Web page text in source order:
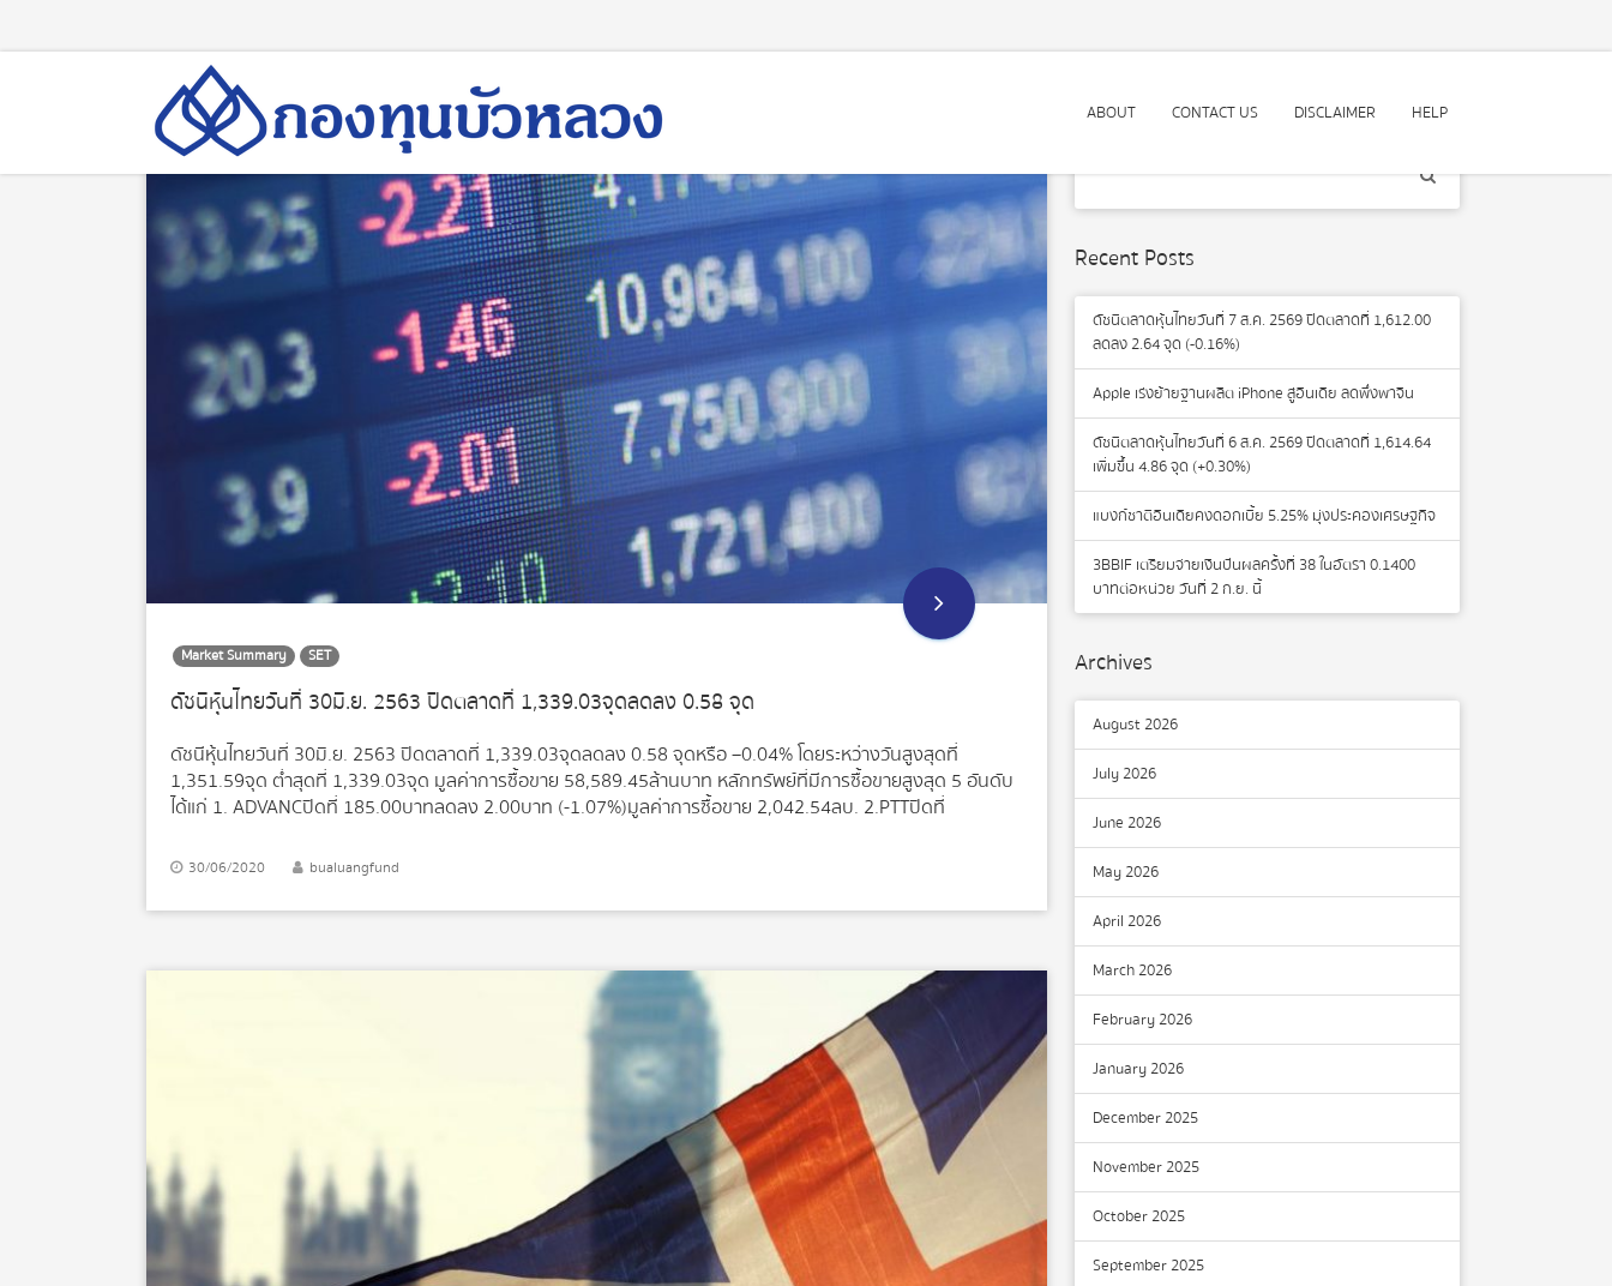
ABOUT CONTACT US DISCLAIMER HELP
Market Summary SET
ดัชนีหุ้นไทยวันที่ 30 มิ.ย. 2563 ปิดตลาดที่ 1,339.03 จุด ลดลง 0.58 จุด
ดัชนีหุ้นไทยวันที่ 30 มิ.ย. 2563 ปิดตลาดที่ 1,339.03 จุด ลดลง 0.58 จุด หรือ –0.04% โดยระหว่างวันสูงสุดที่
1,351.59 จุด ต่ำสุดที่ 1,339.03 จุด มูลค่าการซื้อขาย 58,589.45 ล้านบาท หลักทรัพย์ที่มีการซื้อขายสูงสุด 5 อันดับ
ได้แก่ 1. ADVANC ปิดที่ 185.00 บาท ลดลง 2.00 บาท (-1.07%) มูลค่าการซื้อขาย 2,042.54 ลบ. 2.PTT ปิดที่
(+0.54%) มูลค่าการซื้อขาย 1,851.57 ลบ. 4.CBG ปิดที่ 104.00 บาท เพิ่มขึ้น 4.50 บาท (+4.52%) มูลค่าการซื้อขาย
1,627.68 ลบ. 5.KCE ปิดที่ 22.80 บาท เพิ่มขึ้น 1.30 บาท (+6.05%) มูลค่าการซื้อขาย 1,622.86 ลบ.
30/06/2020 bualuangfund
Recent Posts
ดัชนีตลาดหุ้นไทยวันที่ 7 ส.ค. 2569 ปิดตลาดที่ 1,612.00
ลดลง 2.64 จุด (-0.16%)
Apple เร่งย้ายฐานผลิต iPhone สู่อินเดีย ลดพึ่งพาจีน
ดัชนีตลาดหุ้นไทยวันที่ 6 ส.ค. 2569 ปิดตลาดที่ 1,614.64
เพิ่มขึ้น 4.86 จุด (+0.30%)
แบงก์ชาติอินเดียคงดอกเบี้ย 5.25% มุ่งประคองเศรษฐกิจ
3BBIF เตรียมจ่ายเงินปันผลครั้งที่ 38 ในอัตรา 0.1400
บาทต่อหน่วย วันที่ 2 ก.ย. นี้
Archives
August 2026
July 2026
June 2026
May 2026
April 2026
March 2026
February 2026
January 2026
December 2025
November 2025
October 2025
September 2025